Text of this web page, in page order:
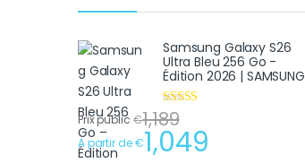
Samsung Galaxy S26
Ultra Bleu 256 Go -
Édition 2026 | SAMSUNG
Note
sur 5
Prix public €1,189
A partir de €1,049